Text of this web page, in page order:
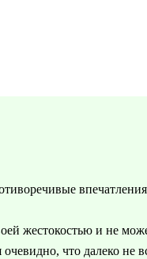
жестокостью и не
что далеко не